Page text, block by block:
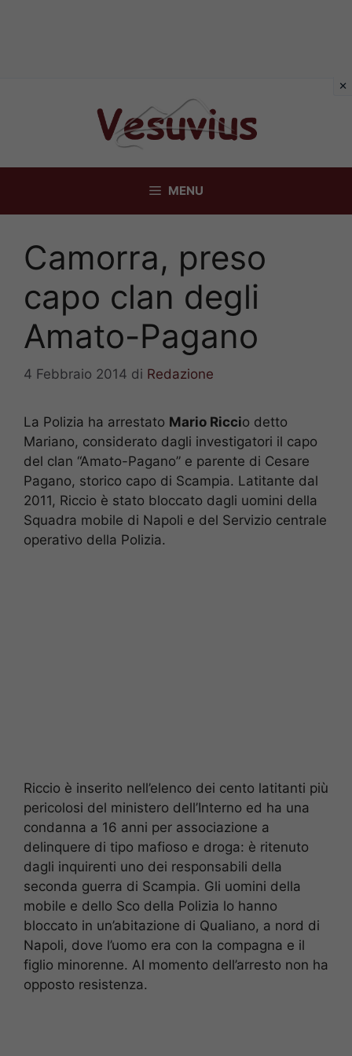
MENU
Camorra, preso
capo clan degli
Amato-Pagano
4 Febbraio 2014 di Redazione
La Polizia ha arrestato Mario Riccio detto
Mariano, considerato dagli investigatori il capo
del clan “Amato-Pagano” e parente di Cesare
Pagano, storico capo di Scampia. Latitante dal
2011, Riccio è stato bloccato dagli uomini della
Squadra mobile di Napoli e del Servizio centrale
operativo della Polizia.
Riccio è inserito nell’elenco dei cento latitanti più
pericolosi del ministero dell’Interno ed ha una
condanna a 16 anni per associazione a
delinquere di tipo mafioso e droga: è ritenuto
dagli inquirenti uno dei responsabili della
seconda guerra di Scampia. Gli uomini della
mobile e dello Sco della Polizia lo hanno
bloccato in un’abitazione di Qualiano, a nord di
Napoli, dove l’uomo era con la compagna e il
figlio minorenne. Al momento dell’arresto non ha
opposto resistenza.